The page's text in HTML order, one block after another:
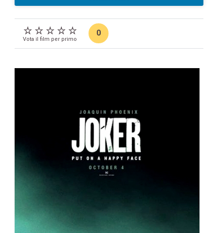
Vota il film per primo
0